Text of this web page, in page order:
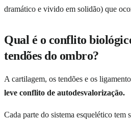
dramático e vivido em solidão) que
Qual é o conflito
tendões do ombro?
A cartilagem, os tendões e os
leve conflito de autodesvalorização.
Cada parte do sistema esquelético tem